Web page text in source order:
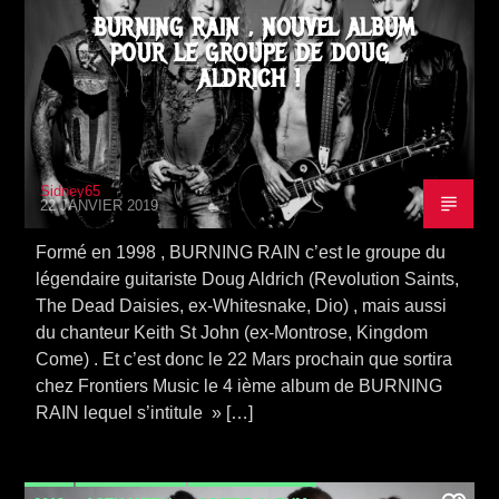
BURNING RAIN , NOUVEL ALBUM
POUR LE GROUPE DE DOUG
ALDRICH !
Sidney65
22 JANVIER 2019
Formé en 1998 , BURNING RAIN c’est le groupe du
légendaire guitariste Doug Aldrich (Revolution Saints,
The Dead Daisies, ex-Whitesnake, Dio) , mais aussi
du chanteur Keith St John (ex-Montrose, Kingdom
Come) . Et c’est donc le 22 Mars prochain que sortira
chez Frontiers Music le 4 ième album de BURNING
RAIN lequel s’intitule » […]